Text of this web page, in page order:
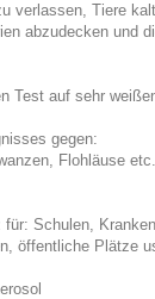
verlassen, Tiere
abzudecken und
Test auf sehr
gegen:
Flohläuse
Schulen,
öffentliche Plätze